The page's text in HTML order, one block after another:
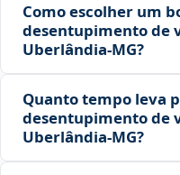
Como escolher um
desentupimento de
Uberlândia‑MG?
Quanto tempo leva
desentupimento de
Uberlândia‑MG?